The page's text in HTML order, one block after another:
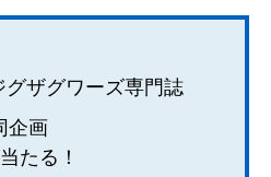
ザグワーズ専門誌
企画
たる！